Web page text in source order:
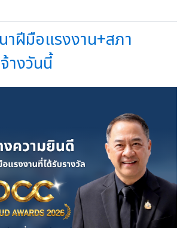
ฝีมือแรงงาน+สภา
างวันนี้